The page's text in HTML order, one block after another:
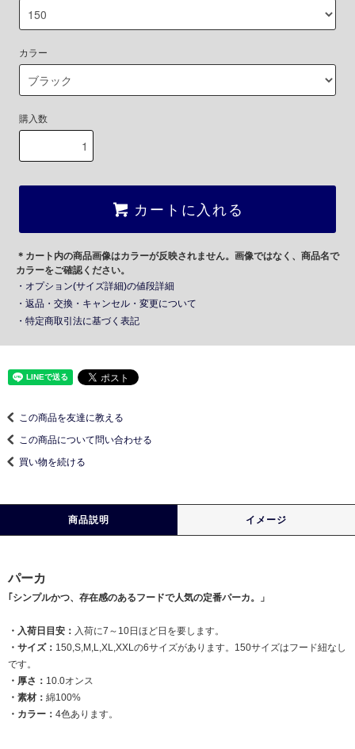
カラー
購入数
カートに入れる
＊カート内の商品画像はカラーが反映されません。画像ではなく、商品名で
カラーをご確認ください。
・オプション(サイズ詳細)の値段詳細
・返品・交換・キャンセル・変更について
・特定商取引法に基づく表記
この商品を友達に教える
この商品について問い合わせる
買い物を続ける
商品説明 イメージ
パーカ
｢シンプルかつ、存在感のあるフードで人気の定番パーカ。」
・入荷日目安： 入荷に7～10日ほど日を要します。
・サイズ： 150,S,M,L,XL,XXLの6サイズがあります。150サイズはフード紐なし
です。
・厚さ： 10.0オンス
・素材： 綿100%
・カラー： 4色あります。